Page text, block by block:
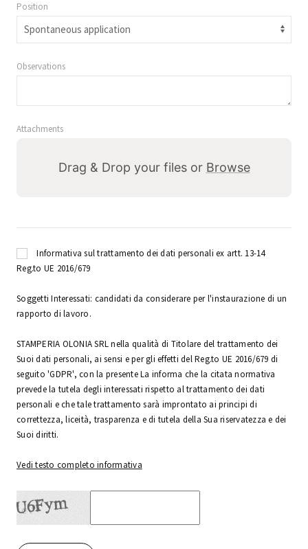
Position
Observations
Attachments
Drag & Drop your files or Browse
Informativa sul trattamento dei dati personali ex artt. 13-14
Reg.to UE 2016/679
Soggetti Interessati: candidati da considerare per l'instaurazione di un
rapporto di lavoro.
STAMPERIA OLONIA SRL nella qualità di Titolare del trattamento dei
Suoi dati personali, ai sensi e per gli effetti del Reg.to UE 2016/679 di
seguito 'GDPR', con la presente La informa che la citata normativa
prevede la tutela degli interessati rispetto al trattamento dei dati
personali e che tale trattamento sarà improntato ai principi di
correttezza, liceità, trasparenza e di tutela della Sua riservatezza e dei
Suoi diritti.
Vedi testo completo informativa